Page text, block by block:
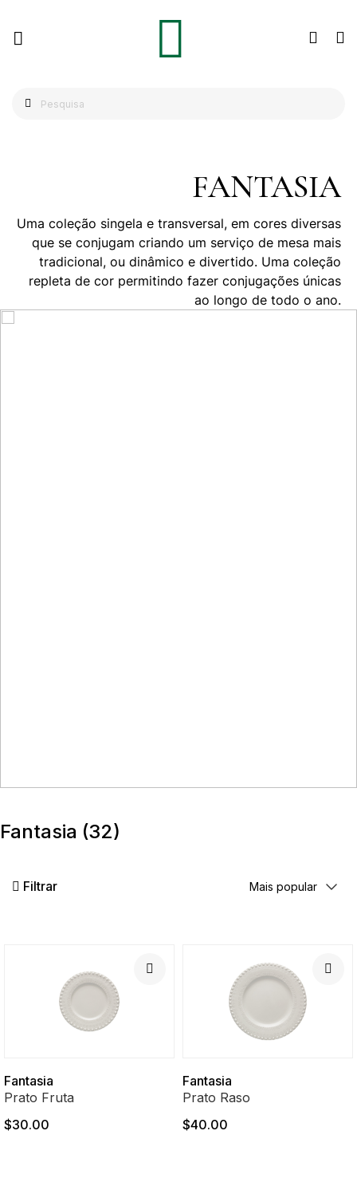
FANTASIA
Uma coleção singela e transversal, em cores diversas
que se conjugam criando um serviço de mesa mais
tradicional, ou dinâmico e divertido. Uma coleção
repleta de cor permitindo fazer conjugações únicas
ao longo de todo o ano.
Fantasia (32)
Filtrar
Fantasia
Prato Fruta
$30.00
Fantasia
Prato Raso
$40.00